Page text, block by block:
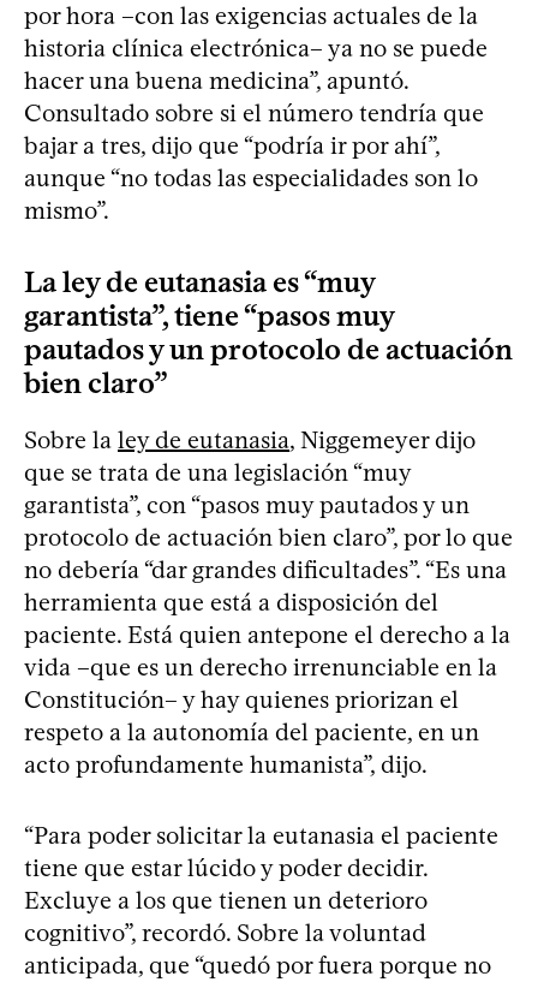
por hora –con las exigencias actuales de la
historia clínica electrónica– ya no se puede
hacer una buena medicina”, apuntó.
Consultado sobre si el número tendría que
bajar a tres, dijo que “podría ir por ahí”,
aunque “no todas las especialidades son lo
mismo”.
La ley de eutanasia es “muy
garantista”, tiene “pasos muy
pautados y un protocolo de actuación
bien claro”
Sobre la ley de eutanasia, Niggemeyer dijo
que se trata de una legislación “muy
garantista”, con “pasos muy pautados y un
protocolo de actuación bien claro”, por lo que
no debería “dar grandes dificultades”. “Es una
herramienta que está a disposición del
paciente. Está quien antepone el derecho a la
vida –que es un derecho irrenunciable en la
Constitución– y hay quienes priorizan el
respeto a la autonomía del paciente, en un
acto profundamente humanista”, dijo.
“Para poder solicitar la eutanasia el paciente
tiene que estar lúcido y poder decidir.
Excluye a los que tienen un deterioro
cognitivo”, recordó. Sobre la voluntad
anticipada, que “quedó por fuera porque no